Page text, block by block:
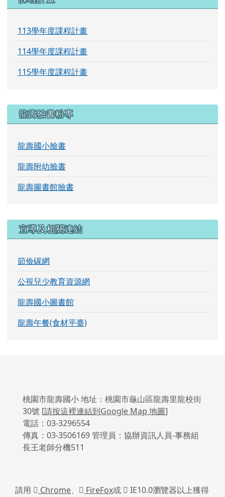
113學年度課程計畫
114學年度課程計畫
115學年度課程計畫
龍壽臉書粉專
龍壽國小臉書
龍壽附幼臉書
龍壽圖書館臉書
宣導及相關連結
節儉碳網
公視兒少教育資源網
龍壽國小圖書館
龍壽午餐(食材平臺)
頁尾區域內容
桃園市龍壽國小 地址：桃園市龜山區龍壽里龍校街
30號 [請按這裡連結到Google Map 地圖]
電話：03-3296554
傳真：03-3506169 管理員：協辦資訊人員-事務組
長王老師分機511
請用 Chrome、 FireFox或
IE10.0瀏覽器以上獲得